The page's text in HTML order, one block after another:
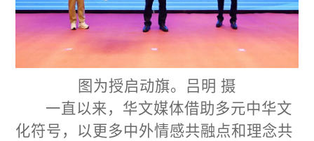
图为授启动旗。吕明 摄
一直以来，华文媒体借助多元中华文
化符号，以更多中外情感共融点和理念共